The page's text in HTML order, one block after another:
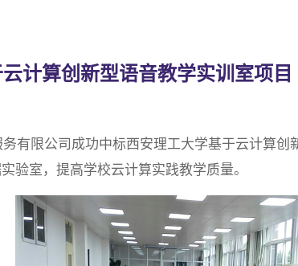
计算创新型语音教学实训室项目
有限公司成功中标西安理工大学基于云计算创
验室，提高学校云计算实践教学质量。